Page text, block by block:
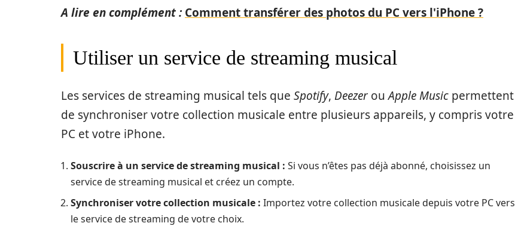
A lire en complément : Comment transférer des photos du PC vers l'iPhone ?
Utiliser un service de streaming musical
Les services de streaming musical tels que Spotify, Deezer ouApple Music permettent
de synchroniser votre collection musicale entre plusieurs appareils, y compris votre
PC et votre iPhone.
Souscrire à un service de streaming musical : Si vous n’êtes pas déjà abonné, choisissez un
service de streaming musical et créez un compte.
Synchroniser votre collection musicale : Importez votre collection musicale depuis votre PC vers
le service de streaming de votre choix.